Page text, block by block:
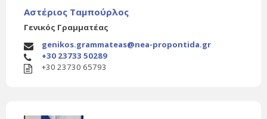
Αστέριος Ταμπούρλος
Γενικός Γραμματέας
genikos.grammateas@nea-propontida.gr
+30 23733 50289
+30 23730 65793